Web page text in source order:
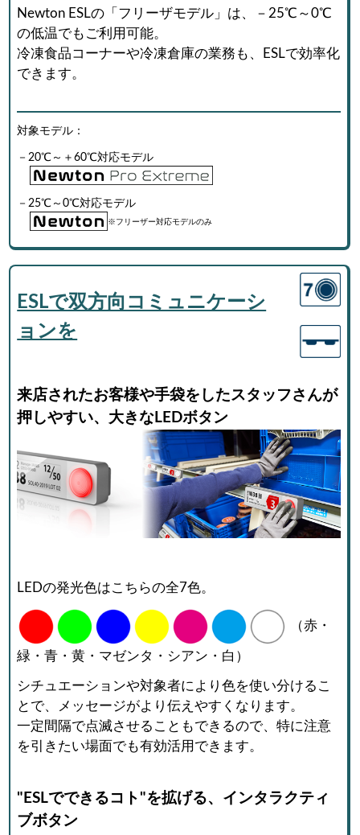
Newton ESLの「フリーザモデル」は、－25℃～0℃
の低温でもご利用可能。
冷凍食品コーナーや冷凍倉庫の業務も、ESLで効率化
できます。
対象モデル：
－20℃～＋60℃対応モデル
－25℃～0℃対応モデル
※フリーザー対応モデルのみ
ESLで双方向コミュニケーシ
ョンを
来店されたお客様や手袋をしたスタッフさんが
押しやすい、大きなLEDボタン
LEDの発光色はこちらの全7色。
（赤・
緑・青・黄・マゼンタ・シアン・白）
シチュエーションや対象者により色を使い分けるこ
とで、メッセージがより伝えやすくなります。
一定間隔で点滅させることもできるので、特に注意
を引きたい場面でも有効活用できます。
"ESLでできるコト"を拡げる、インタラクティ
ブボタン